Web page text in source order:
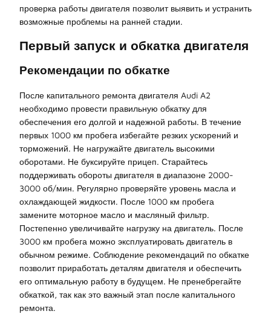
проверка работы двигателя позволит выявить и устранить
возможные проблемы на ранней стадии.
Первый запуск и обкатка двигателя
Рекомендации по обкатке
После капитального ремонта двигателя Audi A2
необходимо провести правильную обкатку для
обеспечения его долгой и надежной работы. В течение
первых 1000 км пробега избегайте резких ускорений и
торможений. Не нагружайте двигатель высокими
оборотами. Не буксируйте прицеп. Старайтесь
поддерживать обороты двигателя в диапазоне 2000-
3000 об/мин. Регулярно проверяйте уровень масла и
охлаждающей жидкости. После 1000 км пробега
замените моторное масло и масляный фильтр.
Постепенно увеличивайте нагрузку на двигатель. После
3000 км пробега можно эксплуатировать двигатель в
обычном режиме. Соблюдение рекомендаций по обкатке
позволит приработать деталям двигателя и обеспечить
его оптимальную работу в будущем. Не пренебрегайте
обкаткой, так как это важный этап после капитального
ремонта.